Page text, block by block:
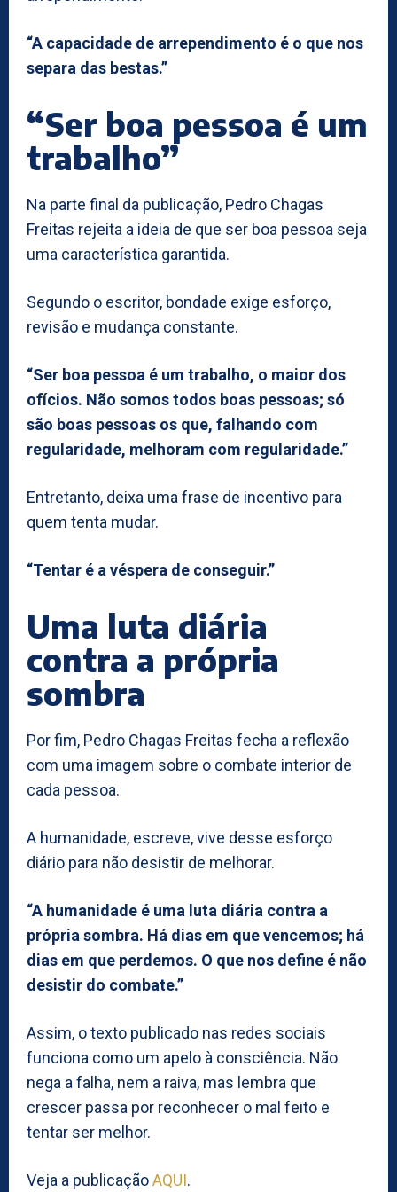
“A capacidade de arrependimento é o que nos
separa das bestas.”
“Ser boa pessoa é um
trabalho”
Na parte final da publicação, Pedro Chagas
Freitas rejeita a ideia de que ser boa pessoa seja
uma característica garantida.
Segundo o escritor, bondade exige esforço,
revisão e mudança constante.
“Ser boa pessoa é um trabalho, o maior dos
ofícios. Não somos todos boas pessoas; só
são boas pessoas os que, falhando com
regularidade, melhoram com regularidade.”
Entretanto, deixa uma frase de incentivo para
quem tenta mudar.
“Tentar é a véspera de conseguir.”
Uma luta diária
contra a própria
sombra
Por fim, Pedro Chagas Freitas fecha a reflexão
com uma imagem sobre o combate interior de
cada pessoa.
A humanidade, escreve, vive desse esforço
diário para não desistir de melhorar.
“A humanidade é uma luta diária contra a
própria sombra. Há dias em que vencemos; há
dias em que perdemos. O que nos define é não
desistir do combate.”
Assim, o texto publicado nas redes sociais
funciona como um apelo à consciência. Não
nega a falha, nem a raiva, mas lembra que
crescer passa por reconhecer o mal feito e
tentar ser melhor.
Veja a publicaçãoAQUI.